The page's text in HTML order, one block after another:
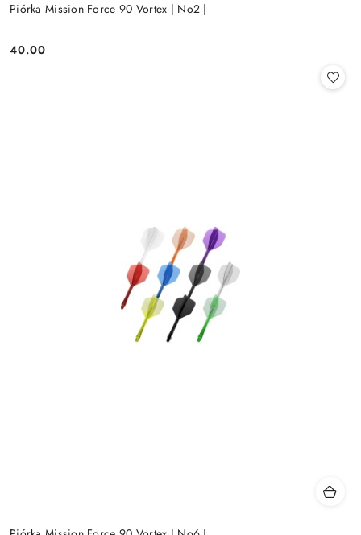
Piórka Mission Force 90 Vortex | No2 |
Cena:
40.00